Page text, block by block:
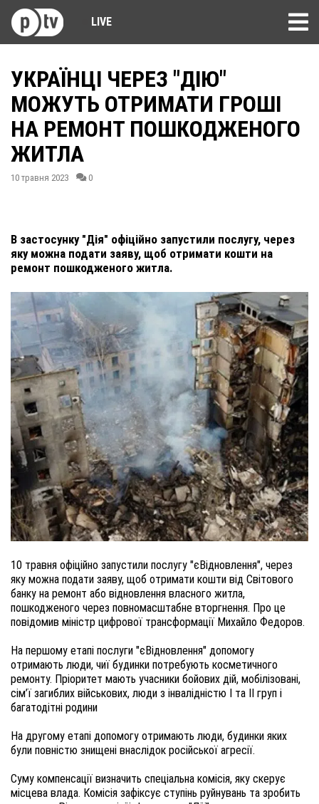
LIVE
УКРАЇНЦІ ЧЕРЕЗ "ДІЮ"
МОЖУТЬ ОТРИМАТИ ГРОШІ
НА РЕМОНТ ПОШКОДЖЕНОГО
ЖИТЛА
10 травня 2023 0
В застосунку "Дія" офіційно запустили послугу, через
яку можна подати заяву, щоб отримати кошти на
ремонт пошкодженого житла.
10 травня офіційно запустили послугу "єВідновлення", через
яку можна подати заяву, щоб отримати кошти від Світового
банку на ремонт або відновлення власного житла,
пошкодженого через повномасштабне вторгнення. Про це
На першому етапі послуги "єВідновлення" допомогу
отримають люди, чиї будинки потребують косметичного
ремонту. Пріоритет мають учасники бойових дій, мобілізовані,
сім’ї загиблих військових, люди з інвалідністю І та ІІ груп і
На другому етапі допомогу отримають люди, будинки яких
були повністю знищені внаслідок російської агресії.
Суму компенсації визначить спеціальна комісія, яку скерує
місцева влада. Комісія зафіксує ступінь руйнувань та зробить